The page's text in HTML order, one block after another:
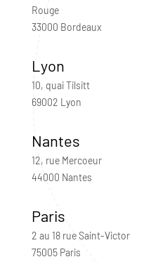
Rouge
33000 Bordeaux
Lyon
10, quai Tilsitt
69002 Lyon
Nantes
12, rue Mercoeur
44000 Nantes
Paris
2 au 18 rue Saint-Victor
75005 Paris